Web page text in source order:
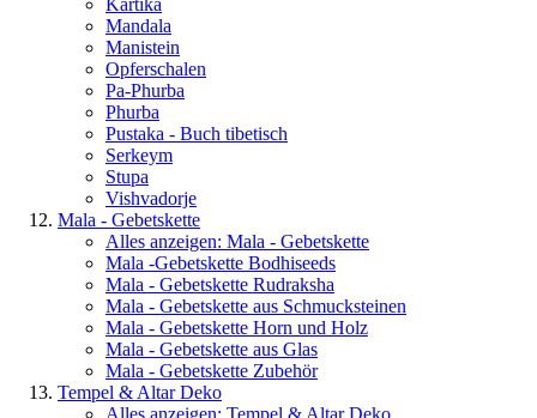
Kartika
Mandala
Manistein
Opferschalen
Pa-Phurba
Phurba
Pustaka - Buch tibetisch
Serkeym
Stupa
Vishvadorje
Mala - Gebetskette
Alles anzeigen: Mala - Gebetskette
Mala -Gebetskette Bodhiseeds
Mala - Gebetskette Rudraksha
Mala - Gebetskette aus Schmucksteinen
Mala - Gebetskette Horn und Holz
Mala - Gebetskette aus Glas
Mala - Gebetskette Zubehör
Tempel & Altar Deko
Alles anzeigen: Tempel & Altar Deko